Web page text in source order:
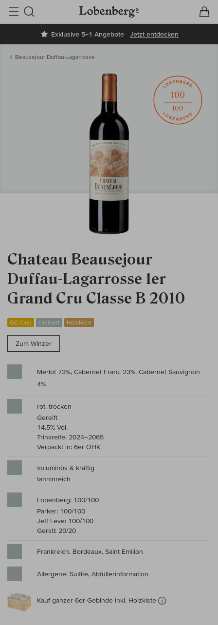
Exklusive 5+1 Angebote Jetzt entdecken
Suche
Beausejour Duffau-Lagarrosse
Chateau Beausejour
Duffau-Lagarrosse 1er
Grand Cru Classe B 2010
GC Club Limitiert Holzkiste
Zum Winzer
100
100
Merlot 73%, Cabernet Franc 23%, Cabernet Sauvignon
4%
rot, trocken
Gereift
14,5% Vol.
Trinkreife: 2024–2065
Verpackt in: 6er OHK
voluminös & kräftig
tanninreich
Lobenberg: 100/100
Parker: 100/100
Jeff Leve: 100/100
Gerstl: 20/20
Frankreich, Bordeaux, Saint Emilion
Allergene: Sulfite, Abfüllerinformation
Kauf ganzer 6er-Gebinde inkl. Holzkiste